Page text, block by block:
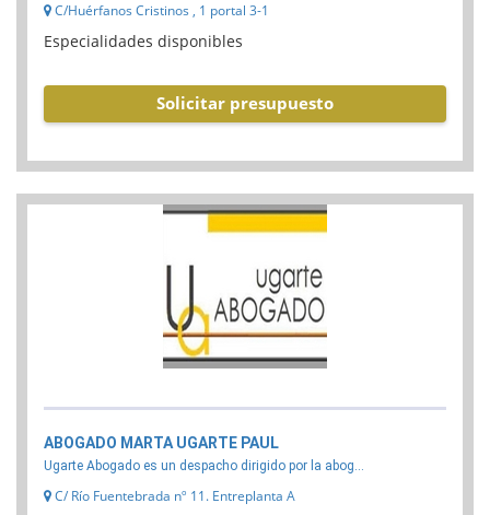
C/Huérfanos Cristinos , 1 portal 3-1
Especialidades disponibles
Solicitar presupuesto
ABOGADO MARTA UGARTE PAUL
Ugarte Abogado es un despacho dirigido por la abog...
C/ Río Fuentebrada nº 11. Entreplanta A